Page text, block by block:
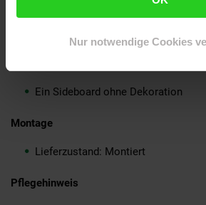
Nur notwendige Cookies
Akazie Massivholz - Hochwertig
Ein Sideboard ohne Dekoration
Montage
Lieferzustand: Montiert
Pflegehinweis